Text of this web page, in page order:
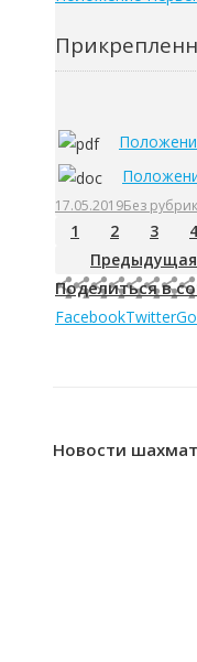
17.05.2019Без
1 2 3 4
Поделиться в
FacebookTwitter
Новости